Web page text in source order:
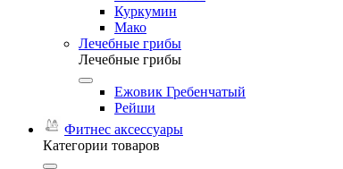
Куркумин
Мако
Лечебные грибы
Лечебные грибы
Ежовик Гребенчатый
Рейши
Фитнес аксессуары
Категории товаров